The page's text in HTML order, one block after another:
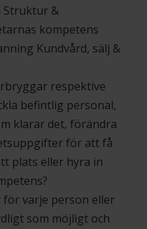
Struktur &
kompetens
Kundvård, sälj &
respektive
befintlig personal,
klarar det, förändra
för att få
plats eller hyra in
varje person eller
som möjligt och